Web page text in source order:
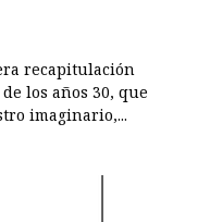
recapitulación
los años 30, que
imaginario,...